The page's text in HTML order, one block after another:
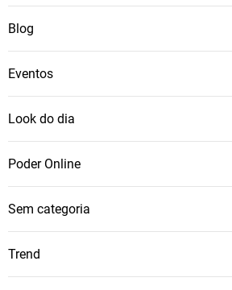
Blog
Eventos
Look do dia
Poder Online
Sem categoria
Trend